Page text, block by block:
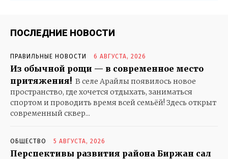
ПОСЛЕДНИЕ НОВОСТИ
ПРАВИЛЬНЫЕ НОВОСТИ 6 АВГУСТА, 2026
Из обычной рощи — в современное место
притяжения! В селе Арайлы появилось новое
пространство, где хочется отдыхать, заниматься
спортом и проводить время всей семьёй! Здесь открыт
современный сквер...
ОБЩЕСТВО 5 АВГУСТА, 2026
Перспективы развития района Биржан сал